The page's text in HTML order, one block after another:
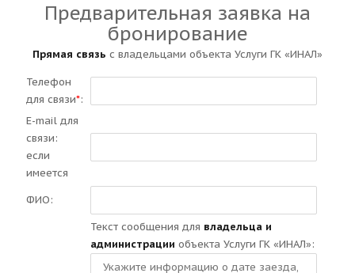
Предварительная заявка на
бронирование
Прямая связь с владельцами объекта Услуги ГК «ИНАЛ»
Телефон
для связи*:
E-mail для
связи:
если
имеется
ФИО:
Текст сообщения для владельца и
администрации объекта Услуги ГК «ИНАЛ»: